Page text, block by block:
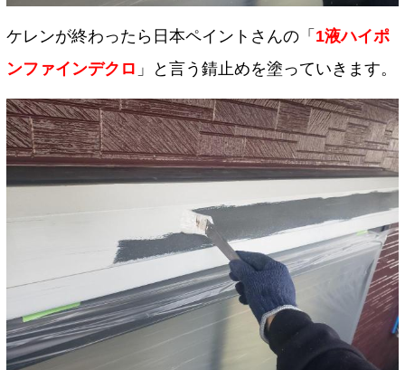
ケレンが終わったら日本ペイントさんの「 1液ハイポ
ンファインデクロ 」と言う錆止めを塗っていきます。